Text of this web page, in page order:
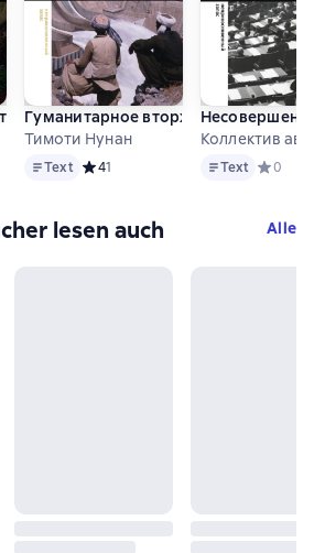
и апатия антропоцена
5 на основе 1 оценок
Гуманитарное вторжение.
Тимоти Нунан
TextText Средний рейтинг 4 на основе 1
41
Коллектив
TextText 0
lesen auch Alle